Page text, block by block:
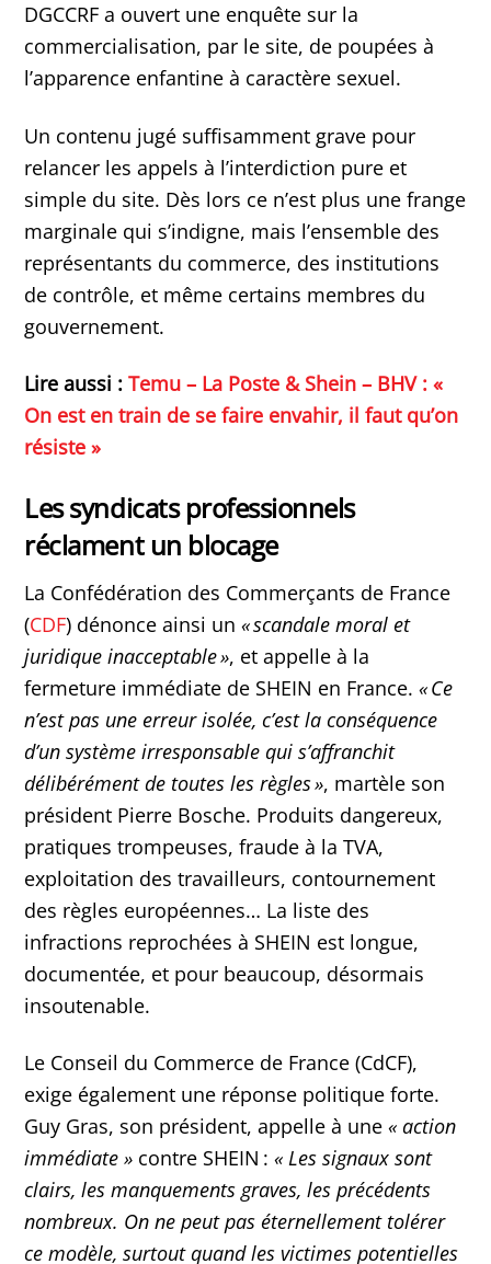
DGCCRF a ouvert une enquête sur la
commercialisation, par le site, de poupées à
l’apparence enfantine à caractère sexuel.
Un contenu jugé suffisamment grave pour
relancer les appels à l’interdiction pure et
simple du site. Dès lors ce n’est plus une frange
marginale qui s’indigne, mais l’ensemble des
représentants du commerce, des institutions
de contrôle, et même certains membres du
gouvernement.
Lire aussi :Temu – La Poste & Shein – BHV : «
On est en train de se faire envahir, il faut qu’on
résiste »
Les syndicats professionnels
réclament un blocage
La Confédération des Commerçants de France
(CDF) dénonce ainsi un« scandale moral et
juridique inacceptable », et appelle à la
fermeture immédiate de SHEIN en France.« Ce
n’est pas une erreur isolée, c’est la conséquence
d’un système irresponsable qui s’affranchit
délibérément de toutes les règles », martèle son
président Pierre Bosche. Produits dangereux,
pratiques trompeuses, fraude à la TVA,
exploitation des travailleurs, contournement
des règles européennes… La liste des
infractions reprochées à SHEIN est longue,
documentée, et pour beaucoup, désormais
insoutenable.
Le Conseil du Commerce de France (CdCF),
exige également une réponse politique forte.
Guy Gras, son président, appelle à une« action
immédiate » contre SHEIN :« Les signaux sont
clairs, les manquements graves, les précédents
nombreux. On ne peut pas éternellement tolérer
ce modèle, surtout quand les victimes potentielles